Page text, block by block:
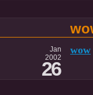
Jan
2002
26
wow